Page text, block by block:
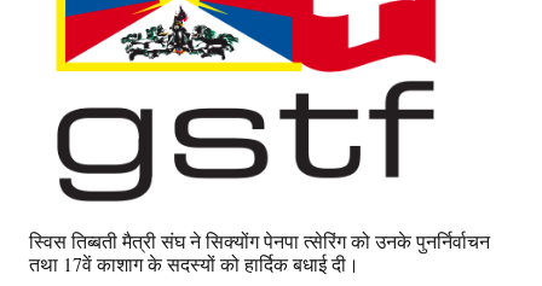
स्विस तिब्बती मैत्री संघ ने सिक्योंग पेनपा त्सेरिंग को उनके पुनर्निर्वाचन
तथा 17वें काशाग के सदस्यों को हार्दिक बधाई दी।